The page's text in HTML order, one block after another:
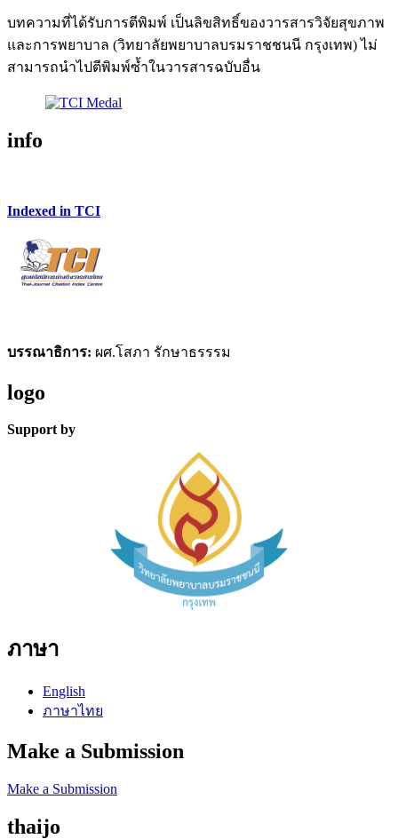
บทความที่ได้รับการตีพิมพ์ เป็นลิขสิทธิ์ของวารสารวิจัยสุขภาพ
และการพยาบาล (วิทยาลัยพยาบาลบรมราชชนนี กรุงเทพ) ไม่
สามารถนำไปตีพิมพ์ซ้ำในวารสารฉบับอื่น
info
Indexed in TCI
บรรณาธิการ: ผศ.โสภา รักษาธรรรม
logo
Support by
ภาษา
English
ภาษาไทย
Make a Submission
Make a Submission
thaijo